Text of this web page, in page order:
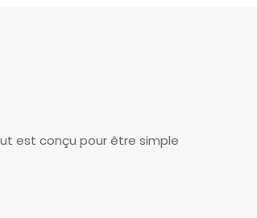
est conçu pour être simple